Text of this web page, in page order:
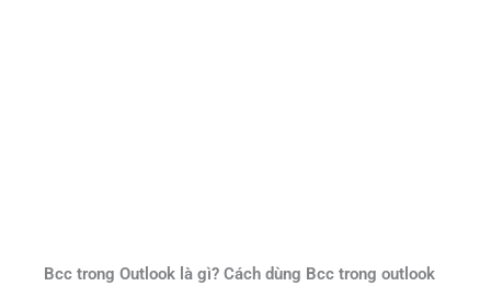
Bcc trong Outlook là gì? Cách dùng Bcc trong outlook